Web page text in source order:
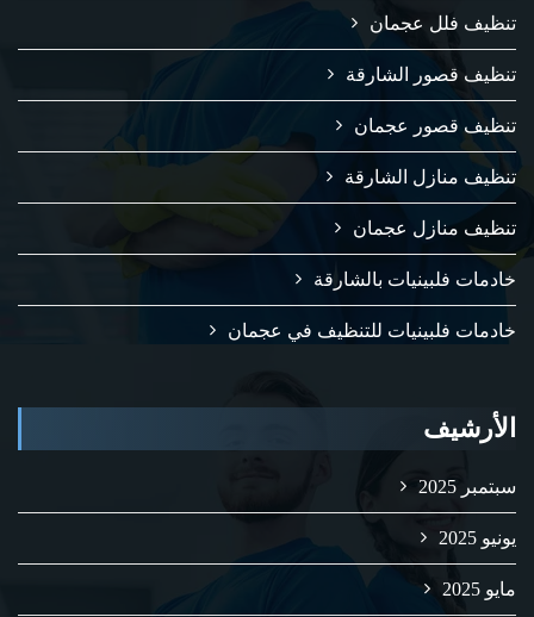
تنظيف فلل عجمان
تنظيف قصور الشارقة
تنظيف قصور عجمان
تنظيف منازل الشارقة
تنظيف منازل عجمان
خادمات فلبينيات بالشارقة
خادمات فلبينيات للتنظيف في عجمان
الأرشيف
سبتمبر 2025
يونيو 2025
مايو 2025